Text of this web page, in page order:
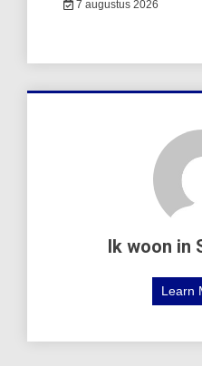
7 augustus 2026
Ik woon in
Learn